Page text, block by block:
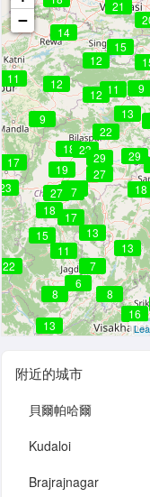
28
17
21
17
11
9
13
13
8
11
18
22
12
18
13
27
16
18
27
9
22
29
6
7
23
12
14
13
19
23
8
12
27
15
11
29
15
−
附近的城市
貝爾帕哈爾
Kudaloi
Brajrajnagar